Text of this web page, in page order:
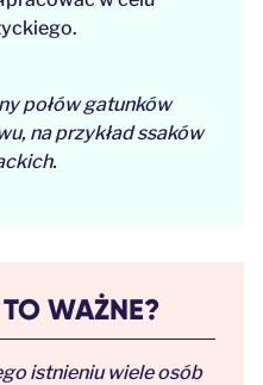
połów gatunków
na przykład ssaków
WAŻNE?
istnieniu wiele osób